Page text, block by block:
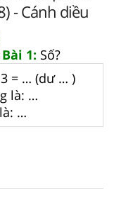
- Cánh diều
1: Số?
= … (dư … )
là: …
…